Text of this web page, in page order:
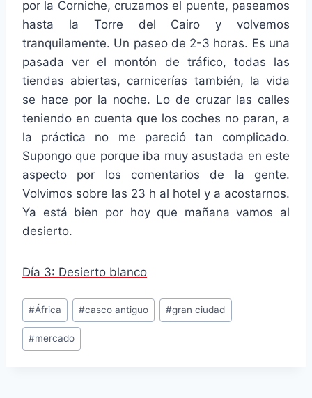
por la Corniche, cruzamos el puente, paseamos
hasta la Torre del Cairo y volvemos
tranquilamente. Un paseo de 2-3 horas. Es una
pasada ver el montón de tráfico, todas las
tiendas abiertas, carnicerías también, la vida
se hace por la noche. Lo de cruzar las calles
teniendo en cuenta que los coches no paran, a
la práctica no me pareció tan complicado.
Supongo que porque iba muy asustada en este
aspecto por los comentarios de la gente.
Volvimos sobre las 23 h al hotel y a acostarnos.
Ya está bien por hoy que mañana vamos al
desierto.
Día 3: Desierto blanco
Etiquetas
de
la
#África #casco antiguo #gran ciudad
#mercado